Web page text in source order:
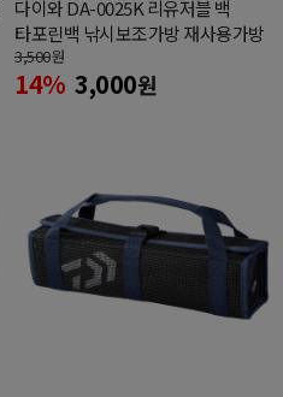
다이와 DA-0025K 리유저블 백
타포린백 낚시보조가방 재사용가방
3,500원
14% 3,000원